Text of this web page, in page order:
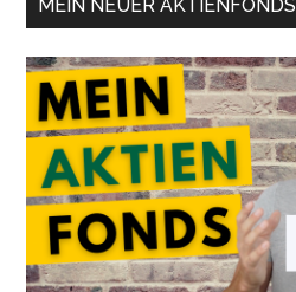
MEIN NEUER AKTIENFONDS